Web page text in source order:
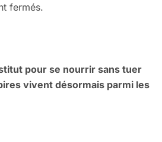
fermés.
pour se nourrir sans tuer
vivent désormais parmi les